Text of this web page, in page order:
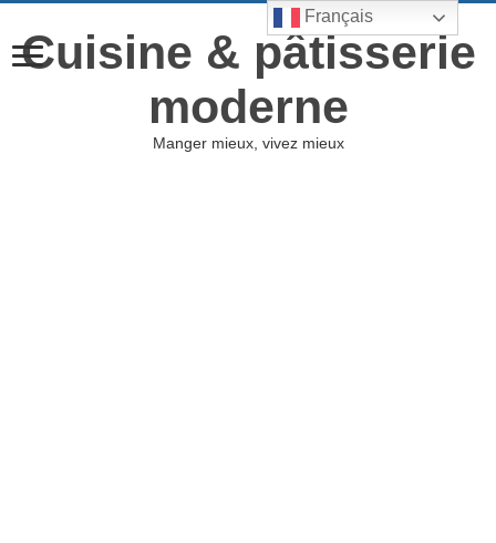
Cuisine & pâtisserie
moderne
Manger mieux, vivez mieux
Français